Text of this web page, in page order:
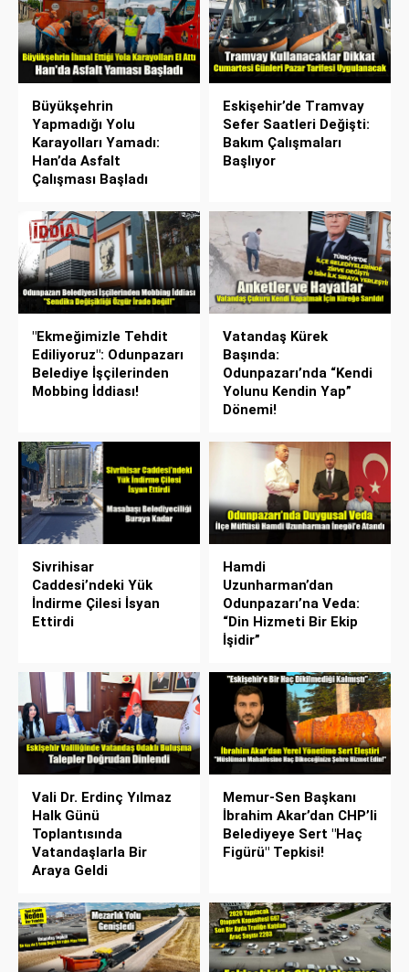
Büyükşehrin
Yapmadığı Yolu
Karayolları Yamadı:
Han’da Asfalt
Çalışması Başladı
Eskişehir’de Tramvay
Sefer Saatleri Değişti:
Bakım Çalışmaları
Başlıyor
"Ekmeğimizle Tehdit
Ediliyoruz": Odunpazarı
Belediye İşçilerinden
Mobbing İddiası!
Vatandaş Kürek
Başında:
Odunpazarı’nda “Kendi
Yolunu Kendin Yap”
Dönemi!
Sivrihisar
Caddesi’ndeki Yük
İndirme Çilesi İsyan
Ettirdi
Hamdi
Uzunharman’dan
Odunpazarı’na Veda:
“Din Hizmeti Bir Ekip
İşidir”
Vali Dr. Erdinç Yılmaz
Halk Günü
Toplantısında
Vatandaşlarla Bir
Araya Geldi
Memur-Sen Başkanı
İbrahim Akar’dan CHP’li
Belediyeye Sert "Haç
Figürü" Tepkisi!